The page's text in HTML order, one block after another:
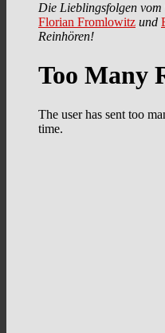
Die Lieblingsfolgen
Florian Fromlowitz und
Reinhören!